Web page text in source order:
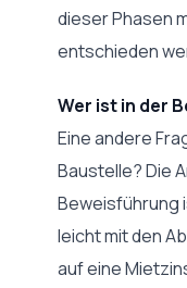
dieser Phasen
entschieden
Wer ist in der
Eine andere
Baustelle? Die
Beweisführung
leicht mit den
auf eine